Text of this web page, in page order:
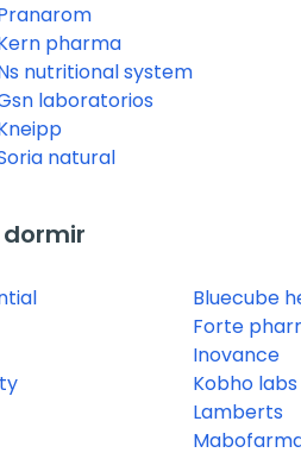
pharma
nutritional system
laboratorios
natural
Bluecube
Forte
Inovance
Kobho labs
Lamberts